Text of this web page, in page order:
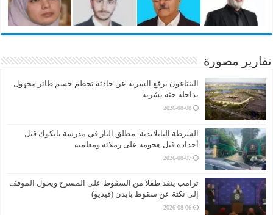
تقارير مصورة
البنتاغون يرفع السرية عن حادثة تحطم جسم طائر مجهول
بداخله جثة بشرية
2026-08-08
الشرطة التايلاندية: مطلق النار في مدرسة بانكوك قتل
أجداده قبل هجومه على زملائه ومعلميه
2026-08-07
ترامب ينقذ طفلا من السقوط على المسرح ويحول الموقف
إلى نكتة عن سقوط بايدن (فيديو)
2026-08-06